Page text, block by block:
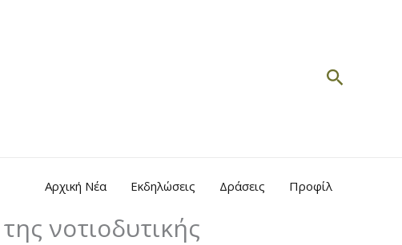
Search
Αρχική Νέα Εκδηλώσεις Δράσεις Προφίλ
νοτιοδυτικής